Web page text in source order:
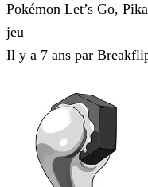
Pokémon Let’s Go,
jeu
Il y a 7 ans par